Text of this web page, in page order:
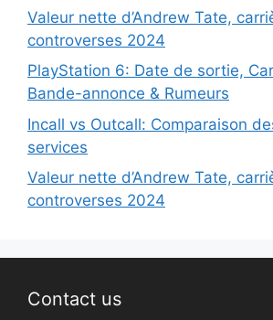
Valeur nette d’Andrew Tate,
controverses 2024
PlayStation 6: Date de sortie,
Bande-annonce & Rumeurs
Incall vs Outcall: Comparaison
services
Valeur nette d’Andrew Tate,
controverses 2024
Contact us